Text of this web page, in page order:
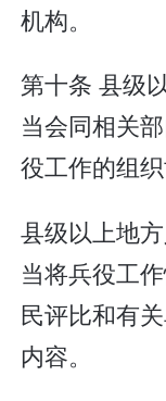
机构。
第十条 县级
当会同相关
役工作的组织
县级以上地
当将兵役工
民评比和有
内容。